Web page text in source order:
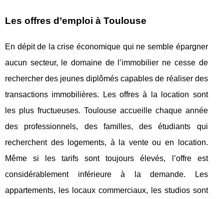
Les offres d’emploi à Toulouse
En dépit de la crise économique qui ne semble épargner
aucun secteur, le domaine de l’immobilier ne cesse de
rechercher des jeunes diplômés capables de réaliser des
transactions immobilières. Les offres à la location sont
les plus fructueuses. Toulouse accueille chaque année
des professionnels, des familles, des étudiants qui
recherchent des logements, à la vente ou en location.
Même si les tarifs sont toujours élevés, l’offre est
considérablement inférieure à la demande. Les
appartements, les locaux commerciaux, les studios sont